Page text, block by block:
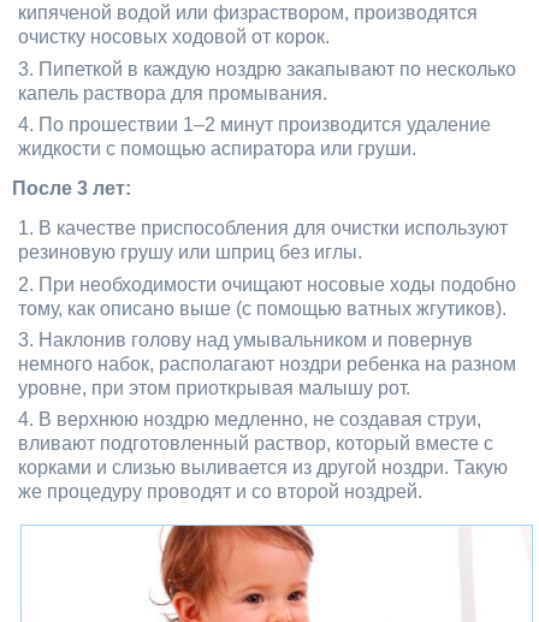
кипяченой водой или физраствором, производятся
очистку носовых ходовой от корок.
Пипеткой в каждую ноздрю закапывают по несколько
капель раствора для промывания.
По прошествии 1–2 минут производится удаление
жидкости с помощью аспиратора или груши.
После 3 лет:
В качестве приспособления для очистки используют
резиновую грушу или шприц без иглы.
При необходимости очищают носовые ходы подобно
тому, как описано выше (с помощью ватных жгутиков).
Наклонив голову над умывальником и повернув
немного набок, располагают ноздри ребенка на разном
уровне, при этом приоткрывая малышу рот.
В верхнюю ноздрю медленно, не создавая струи,
вливают подготовленный раствор, который вместе с
корками и слизью выливается из другой ноздри. Такую
же процедуру проводят и со второй ноздрей.